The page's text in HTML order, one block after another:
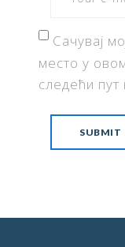
Сачувај
место у
следећи